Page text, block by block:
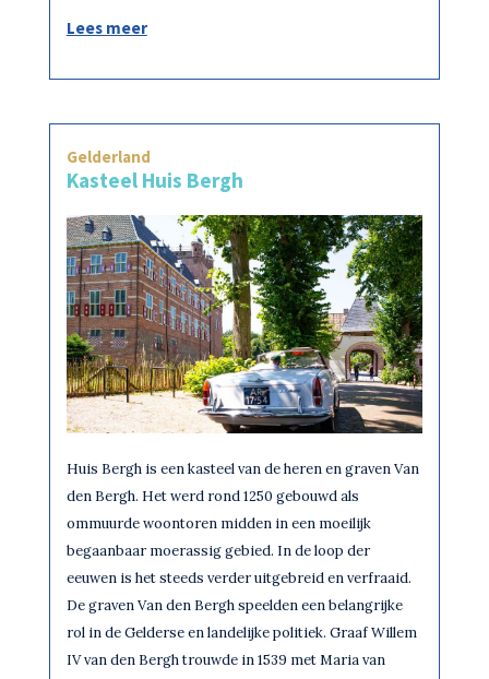
Lees meer
Gelderland
Kasteel Huis Bergh
Huis Bergh is een kasteel van de heren en graven Van
den Bergh. Het werd rond 1250 gebouwd als
ommuurde woontoren midden in een moeilijk
begaanbaar moerassig gebied. In de loop der
eeuwen is het steeds verder uitgebreid en verfraaid.
De graven Van den Bergh speelden een belangrijke
rol in de Gelderse en landelijke politiek. Graaf Willem
IV van den Bergh trouwde in 1539 met Maria van